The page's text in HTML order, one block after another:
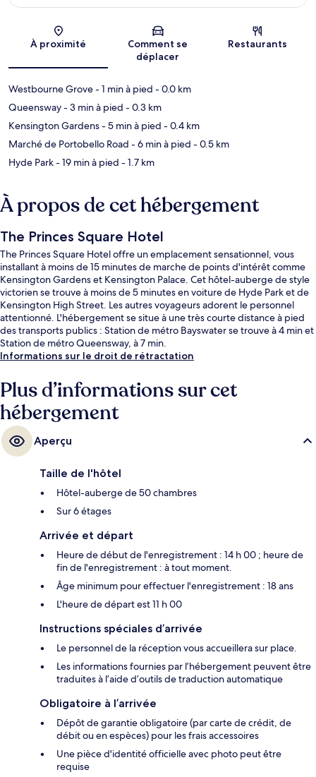
À proximité
Comment se
déplacer
Restaurants
Westbourne Grove- 1 min à pied - 0.0 km
Queensway- 3 min à pied - 0.3 km
Kensington Gardens- 5 min à pied - 0.4 km
Marché de Portobello Road - 6 min à pied - 0.5 km
Hyde Park- 19 min à pied - 1.7 km
À propos de cet hébergement
The Princes Square Hotel
The Princes Square Hotel offre un emplacement sensationnel, vous
installant à moins de 15 minutes de marche de points d'intérêt comme
Kensington Gardens et Kensington Palace. Cet hôtel-auberge de style
victorien se trouve à moins de 5 minutes en voiture de Hyde Park et de
Kensington High Street. Les autres voyageurs adorent le personnel
attentionné. L'hébergement se situe à une très courte distance à pied
des transports publics : Station de métro Bayswater se trouve à 4 min et
Station de métro Queensway, à 7 min.
Informations sur le droit de rétractation
Plus d’informations sur cet
hébergement
Aperçu
Taille de l'hôtel
Hôtel-auberge de 50 chambres
Sur 6 étages
Arrivée et départ
Heure de début de l'enregistrement : 14 h 00 ; heure de
fin de l'enregistrement : à tout moment.
Âge minimum pour effectuer l'enregistrement : 18 ans
L'heure de départ est 11 h 00
Instructions spéciales d’arrivée
Le personnel de la réception vous accueillera sur place.
Les informations fournies par l’hébergement peuvent être
traduites à l’aide d’outils de traduction automatique
Obligatoire à l’arrivée
Dépôt de garantie obligatoire (par carte de crédit, de
débit ou en espèces) pour les frais accessoires
Une pièce d'identité officielle avec photo peut être
requise